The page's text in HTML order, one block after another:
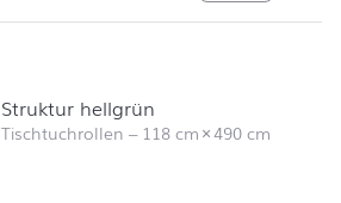
Struktur hellgrün
Tischtuchrollen – 118 cm×490 cm